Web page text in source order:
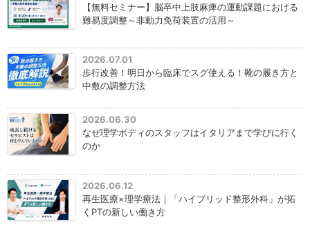
【無料セミナー】脳卒中上肢麻痺の運動課題における
難易度調整～非動力免荷装置の活用～
2026.07.01
歩行改善！明日から臨床でスグ使える！靴の履き方と
中敷の調整方法
2026.06.30
なぜ理学ボディのスタッフはイタリアまで学びに行く
のか
2026.06.12
再生医療×理学療法｜「ハイブリッド整形外科」が拓
くPTの新しい働き方